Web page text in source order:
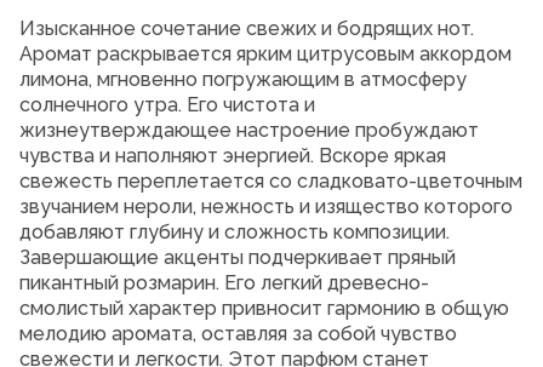
Изысканное сочетание свежих и бодрящих нот.
Аромат раскрывается ярким цитрусовым аккордом
лимона, мгновенно погружающим в атмосферу
солнечного утра. Его чистота и
жизнеутверждающее настроение пробуждают
чувства и наполняют энергией. Вскоре яркая
свежесть переплетается со сладковато-цветочным
звучанием нероли, нежность и изящество которого
добавляют глубину и сложность композиции.
Завершающие акценты подчеркивает пряный
пикантный розмарин. Его легкий древесно-
смолистый характер привносит гармонию в общую
мелодию аромата, оставляя за собой чувство
свежести и легкости. Этот парфюм станет